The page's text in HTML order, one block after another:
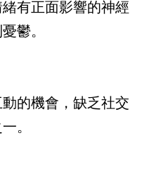
有正面影響的神經
鬱。
的機會，缺乏社交
。